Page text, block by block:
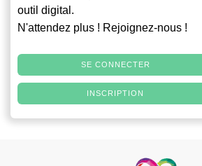
outil digital.
N'attendez plus ! Rejoignez-nous !
SE CONNECTER
INSCRIPTION